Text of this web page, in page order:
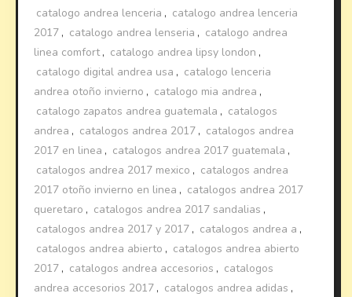
catalogo andrea lenceria , catalogo andrea lenceria
2017 , catalogo andrea lenseria , catalogo andrea
linea comfort, catalogo andrea lipsy london ,
catalogo digital andrea usa , catalogo lenceria
andrea otoño invierno , catalogo mia andrea ,
catalogo zapatos andrea guatemala , catalogos
andrea , catalogos andrea 2017 , catalogos andrea
2017 en linea , catalogos andrea 2017 guatemala ,
catalogos andrea 2017 mexico , catalogos andrea
2017 otoño invierno en linea , catalogos andrea 2017
queretaro , catalogos andrea 2017 sandalias ,
catalogos andrea 2017 y 2017 , catalogos andrea a ,
catalogos andrea abierto , catalogos andrea abierto
2017 , catalogos andrea accesorios , catalogos
andrea accesorios 2017 , catalogos andrea adidas ,